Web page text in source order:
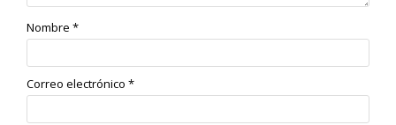
Nombre *
Correo electrónico *